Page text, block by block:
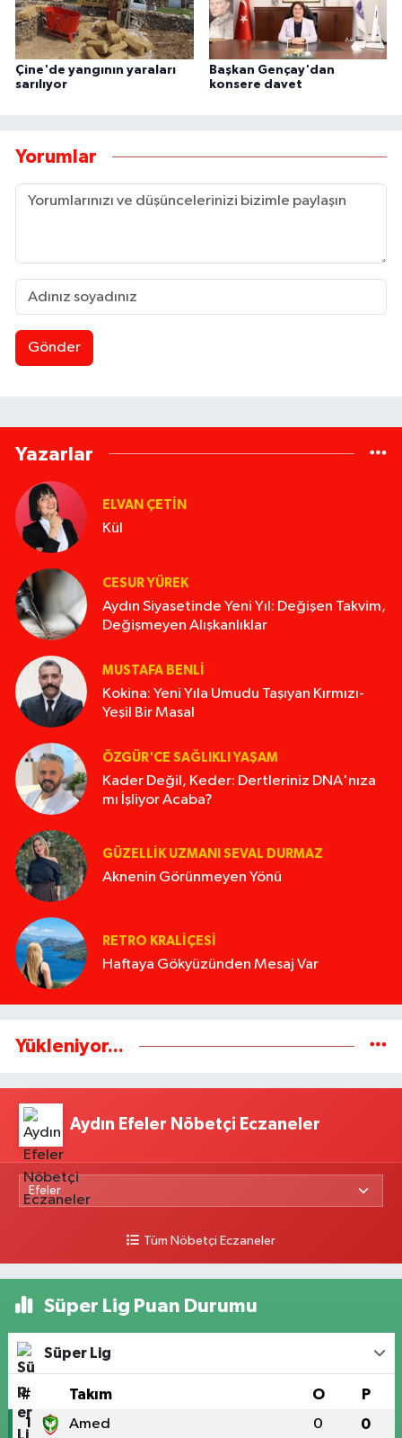
Çine'de yangının yaraları
sarılıyor
Başkan Gençay'dan
konsere davet
Yorumlar
Gönder
Yazarlar
ELVAN ÇETIN
Kül
CESUR YÜREK
Aydın Siyasetinde Yeni Yıl: Değişen Takvim,
Değişmeyen Alışkanlıklar
MUSTAFA BENLI
Kokina: Yeni Yıla Umudu Taşıyan Kırmızı-
Yeşil Bir Masal
ÖZGÜR'CE SAĞLIKLI YAŞAM
Kader Değil, Keder: Dertleriniz DNA'nıza
mı İşliyor Acaba?
GÜZELLIK UZMANI SEVAL DURMAZ
Aknenin Görünmeyen Yönü
RETRO KRALIÇESI
Haftaya Gökyüzünden Mesaj Var
Yükleniyor...
Aydın Efeler Nöbetçi Eczaneler
Tüm Nöbetçi Eczaneler
Süper Lig Puan Durumu
Süper Lig
# Takım O P
1 Amed 0 0